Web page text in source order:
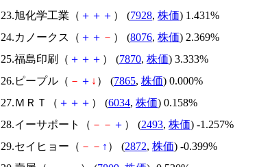
23.旭化学工業（ ＋ ＋ ＋ ） (7928, 株価) 1.431%
24.カノークス（ ＋ ＋ － ） (8076, 株価) 2.369%
25.福島印刷（ ＋ ＋ ＋ ） (7870, 株価) 3.333%
26.ピープル（ － ＋ ↓ ） (7865, 株価) 0.000%
27.ＭＲＴ（ ＋ ＋ ＋ ） (6034, 株価) 0.158%
28.イーサポート（ － － ＋ ） (2493, 株価) -1.257%
29.セイヒョー（ － － ↑ ） (2872, 株価) -0.399%